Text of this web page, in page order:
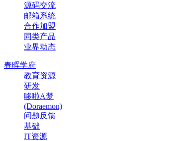
源码交流
邮箱系统
合作加盟
同类产品
业界动态
春晖学府
教育资源
研发
哆啦A梦
(Doraemon)
问题反馈
基础
IT资源